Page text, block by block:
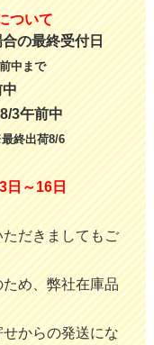
ついて
の最終受付日
中まで
3午前中
終出荷8/6
日～16日
だきましてもご
め、弊社在庫品
からの発送にな